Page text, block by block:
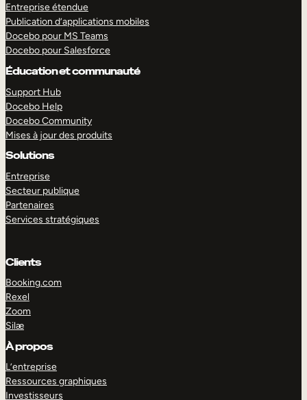
Entreprise étendue
Publication d’applications mobiles
Docebo pour MS Teams
Docebo pour Salesforce
Éducation et communauté
Support Hub
Docebo Help
Docebo Community
Mises à jour des produits
Solutions
Entreprise
Secteur publique
Partenaires
Services stratégiques
Clients
Booking.com
Rexel
Zoom
Silæ
À propos
L’entreprise
Ressources graphiques
Investisseurs